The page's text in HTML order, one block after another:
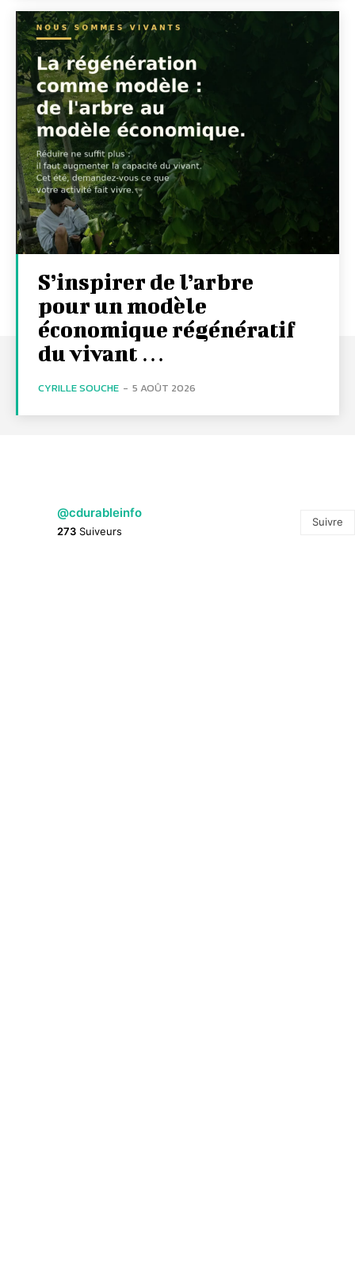
S’inspirer de l’arbre
pour un modèle
économique régénératif
du vivant …
CYRILLE SOUCHE - 5 AOÛT 2026
@cdurableinfo
273 Suiveurs
Suivre